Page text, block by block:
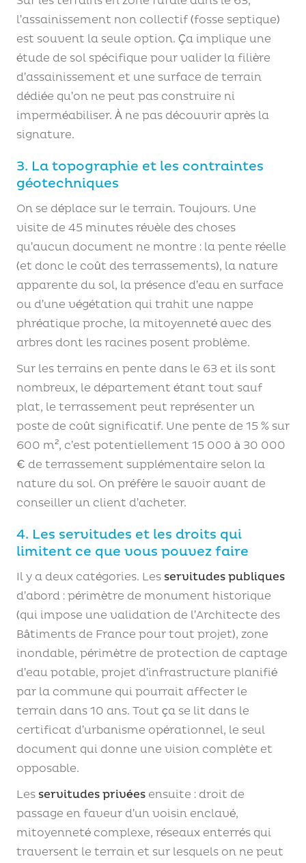
l’assainissement non collectif (fosse septique)
est souvent la seule option. Ça implique une
étude de sol spécifique pour valider la filière
d’assainissement et une surface de terrain
dédiée qu’on ne peut pas construire ni
imperméabiliser. À ne pas découvrir après la
signature.
3. La topographie et les contraintes
géotechniques
On se déplace sur le terrain. Toujours. Une
visite de 45 minutes révèle des choses
qu’aucun document ne montre : la pente réelle
(et donc le coût des terrassements), la nature
apparente du sol, la présence d’eau en surface
ou d’une végétation qui trahit une nappe
phréatique proche, la mitoyenneté avec des
arbres dont les racines posent problème.
Sur les terrains en pente dans le 63 et ils sont
nombreux, le département étant tout sauf
plat, le terrassement peut représenter un
poste de coût significatif. Une pente de 15 % sur
600 m², c’est potentiellement 15 000 à 30 000
€ de terrassement supplémentaire selon la
nature du sol. On préfère le savoir avant de
conseiller un client d’acheter.
4. Les servitudes et les droits qui
limitent ce que vous pouvez faire
Il y a deux catégories. Les servitudes publiques
d’abord : périmètre de monument historique
(qui impose une validation de l’Architecte des
Bâtiments de France pour tout projet), zone
inondable, périmètre de protection de captage
d’eau potable, projet d’infrastructure planifié
par la commune qui pourrait affecter le
terrain dans 10 ans. Tout ça se lit dans le
certificat d’urbanisme opérationnel, le seul
document qui donne une vision complète et
opposable.
Les servitudes privées ensuite : droit de
passage en faveur d’un voisin enclavé,
mitoyenneté complexe, réseaux enterrés qui
traversent le terrain et sur lesquels on ne peut